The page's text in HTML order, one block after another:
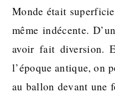
Monde était
même indécente.
avoir fait diversion.
l’époque antique, on
au ballon devant une